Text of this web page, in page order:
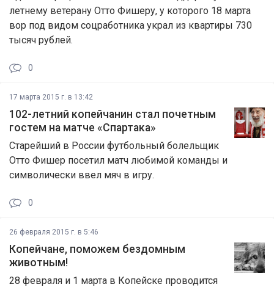
летнему ветерану Отто Фишеру, у которого 18 марта
вор под видом соцработника украл из квартиры 730
тысяч рублей.
0
17 марта 2015 г. в 13:42
102-летний копейчанин стал почетным
гостем на матче «Спартака»
Старейший в России футбольный болельщик
Отто Фишер посетил матч любимой команды и
символически ввел мяч в игру.
0
26 февраля 2015 г. в 5:46
Копейчане, поможем бездомным
животным!
28 февраля и 1 марта в Копейске проводится